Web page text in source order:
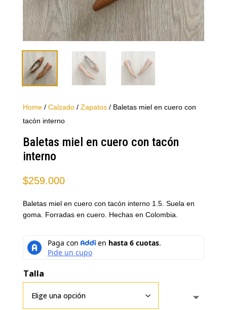
Home/ Calzado/ Zapatos/ Baletas miel en cuero con
tacón interno
Baletas miel en cuero con tacón
interno
$259.000
Baletas miel en cuero con tacón interno 1.5. Suela en
goma. Forradas en cuero. Hechas en Colombia.
Talla